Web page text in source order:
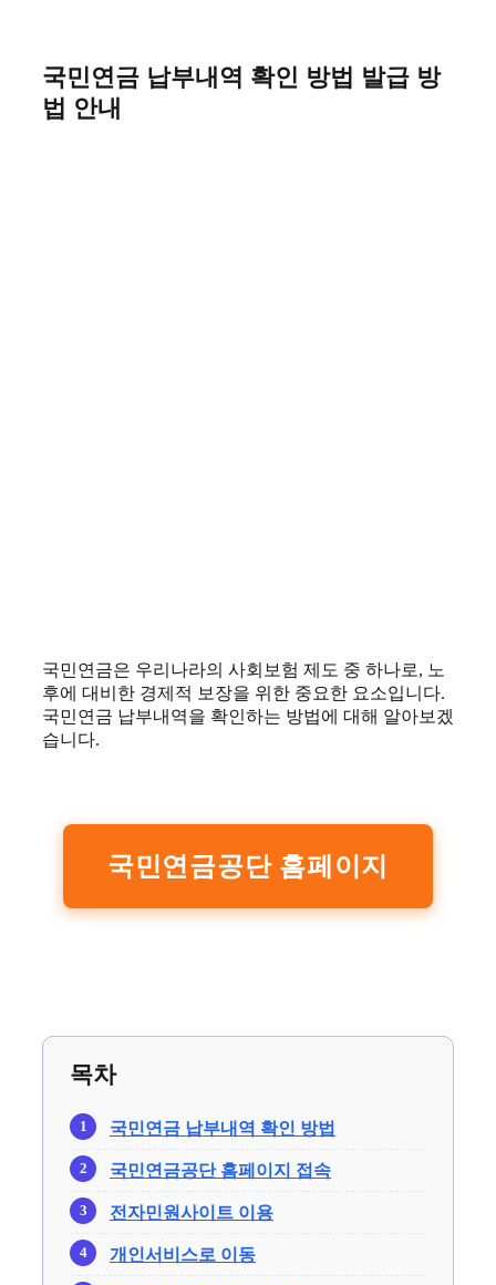
국민연금 납부내역 확인 방법 발급 방
법 안내
국민연금은 우리나라의 사회보험 제도 중 하나로, 노
후에 대비한 경제적 보장을 위한 중요한 요소입니다.
국민연금 납부내역을 확인하는 방법에 대해 알아보겠
습니다.
국민연금공단 홈페이지
목차
국민연금 납부내역 확인 방법
국민연금공단 홈페이지 접속
전자민원사이트 이용
개인서비스로 이동